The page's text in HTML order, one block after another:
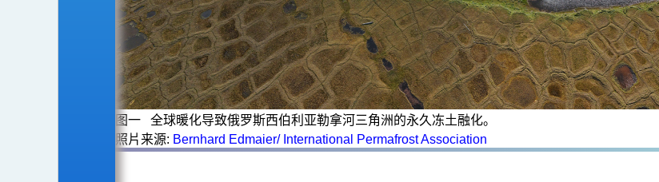
图一 全球暖化导致俄罗斯西伯利亚勒拿河三角洲的永久冻土融化。
照片来源: Bernhard Edmaier/ International Permafrost Association